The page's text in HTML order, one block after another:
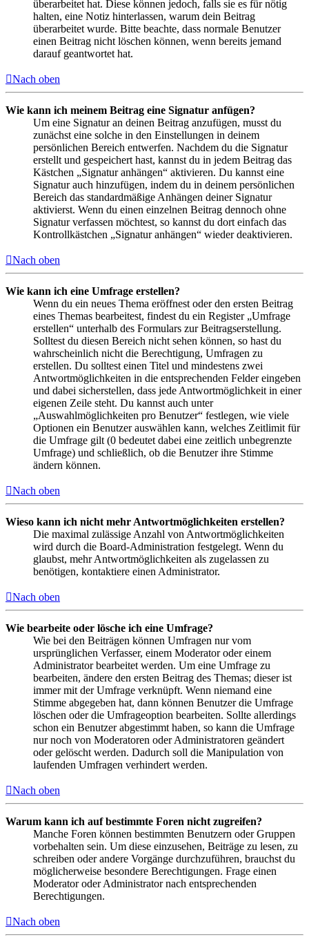
überarbeitet hat. Diese können jedoch, falls sie es für nötig
halten, eine Notiz hinterlassen, warum dein Beitrag
überarbeitet wurde. Bitte beachte, dass normale Benutzer
einen Beitrag nicht löschen können, wenn bereits jemand
darauf geantwortet hat.
Nach oben
Wie kann ich meinem Beitrag eine Signatur anfügen?
Um eine Signatur an deinen Beitrag anzufügen, musst du
zunächst eine solche in den Einstellungen in deinem
persönlichen Bereich entwerfen. Nachdem du die Signatur
erstellt und gespeichert hast, kannst du in jedem Beitrag das
Kästchen „Signatur anhängen“ aktivieren. Du kannst eine
Signatur auch hinzufügen, indem du in deinem persönlichen
Bereich das standardmäßige Anhängen deiner Signatur
aktivierst. Wenn du einen einzelnen Beitrag dennoch ohne
Signatur verfassen möchtest, so kannst du dort einfach das
Kontrollkästchen „Signatur anhängen“ wieder deaktivieren.
Nach oben
Wie kann ich eine Umfrage erstellen?
Wenn du ein neues Thema eröffnest oder den ersten Beitrag
eines Themas bearbeitest, findest du ein Register „Umfrage
erstellen“ unterhalb des Formulars zur Beitragserstellung.
Solltest du diesen Bereich nicht sehen können, so hast du
wahrscheinlich nicht die Berechtigung, Umfragen zu
erstellen. Du solltest einen Titel und mindestens zwei
Antwortmöglichkeiten in die entsprechenden Felder eingeben
und dabei sicherstellen, dass jede Antwortmöglichkeit in einer
eigenen Zeile steht. Du kannst auch unter
„Auswahlmöglichkeiten pro Benutzer“ festlegen, wie viele
Optionen ein Benutzer auswählen kann, welches Zeitlimit für
die Umfrage gilt (0 bedeutet dabei eine zeitlich unbegrenzte
Umfrage) und schließlich, ob die Benutzer ihre Stimme
ändern können.
Nach oben
Wieso kann ich nicht mehr Antwortmöglichkeiten erstellen?
Die maximal zulässige Anzahl von Antwortmöglichkeiten
wird durch die Board-Administration festgelegt. Wenn du
glaubst, mehr Antwortmöglichkeiten als zugelassen zu
benötigen, kontaktiere einen Administrator.
Nach oben
Wie bearbeite oder lösche ich eine Umfrage?
Wie bei den Beiträgen können Umfragen nur vom
ursprünglichen Verfasser, einem Moderator oder einem
Administrator bearbeitet werden. Um eine Umfrage zu
bearbeiten, ändere den ersten Beitrag des Themas; dieser ist
immer mit der Umfrage verknüpft. Wenn niemand eine
Stimme abgegeben hat, dann können Benutzer die Umfrage
löschen oder die Umfrageoption bearbeiten. Sollte allerdings
schon ein Benutzer abgestimmt haben, so kann die Umfrage
nur noch von Moderatoren oder Administratoren geändert
oder gelöscht werden. Dadurch soll die Manipulation von
laufenden Umfragen verhindert werden.
Nach oben
Warum kann ich auf bestimmte Foren nicht zugreifen?
Manche Foren können bestimmten Benutzern oder Gruppen
vorbehalten sein. Um diese einzusehen, Beiträge zu lesen, zu
schreiben oder andere Vorgänge durchzuführen, brauchst du
möglicherweise besondere Berechtigungen. Frage einen
Moderator oder Administrator nach entsprechenden
Berechtigungen.
Nach oben